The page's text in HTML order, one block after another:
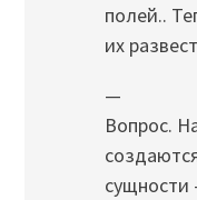
полей..
их
—
Вопрос.
сущности